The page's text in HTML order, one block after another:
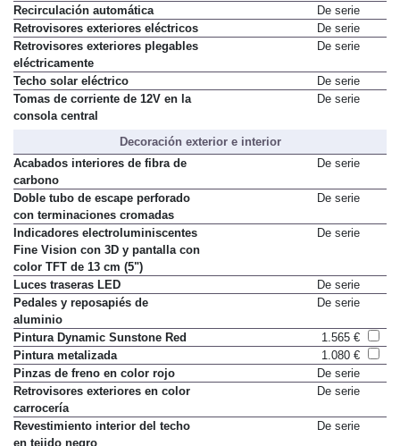
Recirculación automática
De serie
Retrovisores exteriores eléctricos
De serie
Retrovisores exteriores plegables
eléctricamente
De serie
Techo solar eléctrico
De serie
Tomas de corriente de 12V en la
consola central
De serie
Decoración exterior e interior
Acabados interiores de fibra de
carbono
De serie
Doble tubo de escape perforado
con terminaciones cromadas
De serie
Indicadores electroluminiscentes
Fine Vision con 3D y pantalla con
color TFT de 13 cm (5")
De serie
Luces traseras LED
De serie
Pedales y reposapiés de
aluminio
De serie
Pintura Dynamic Sunstone Red
1.565 €
Pintura metalizada
1.080 €
Pinzas de freno en color rojo
De serie
Retrovisores exteriores en color
carrocería
De serie
Revestimiento interior del techo
en tejido negro
De serie